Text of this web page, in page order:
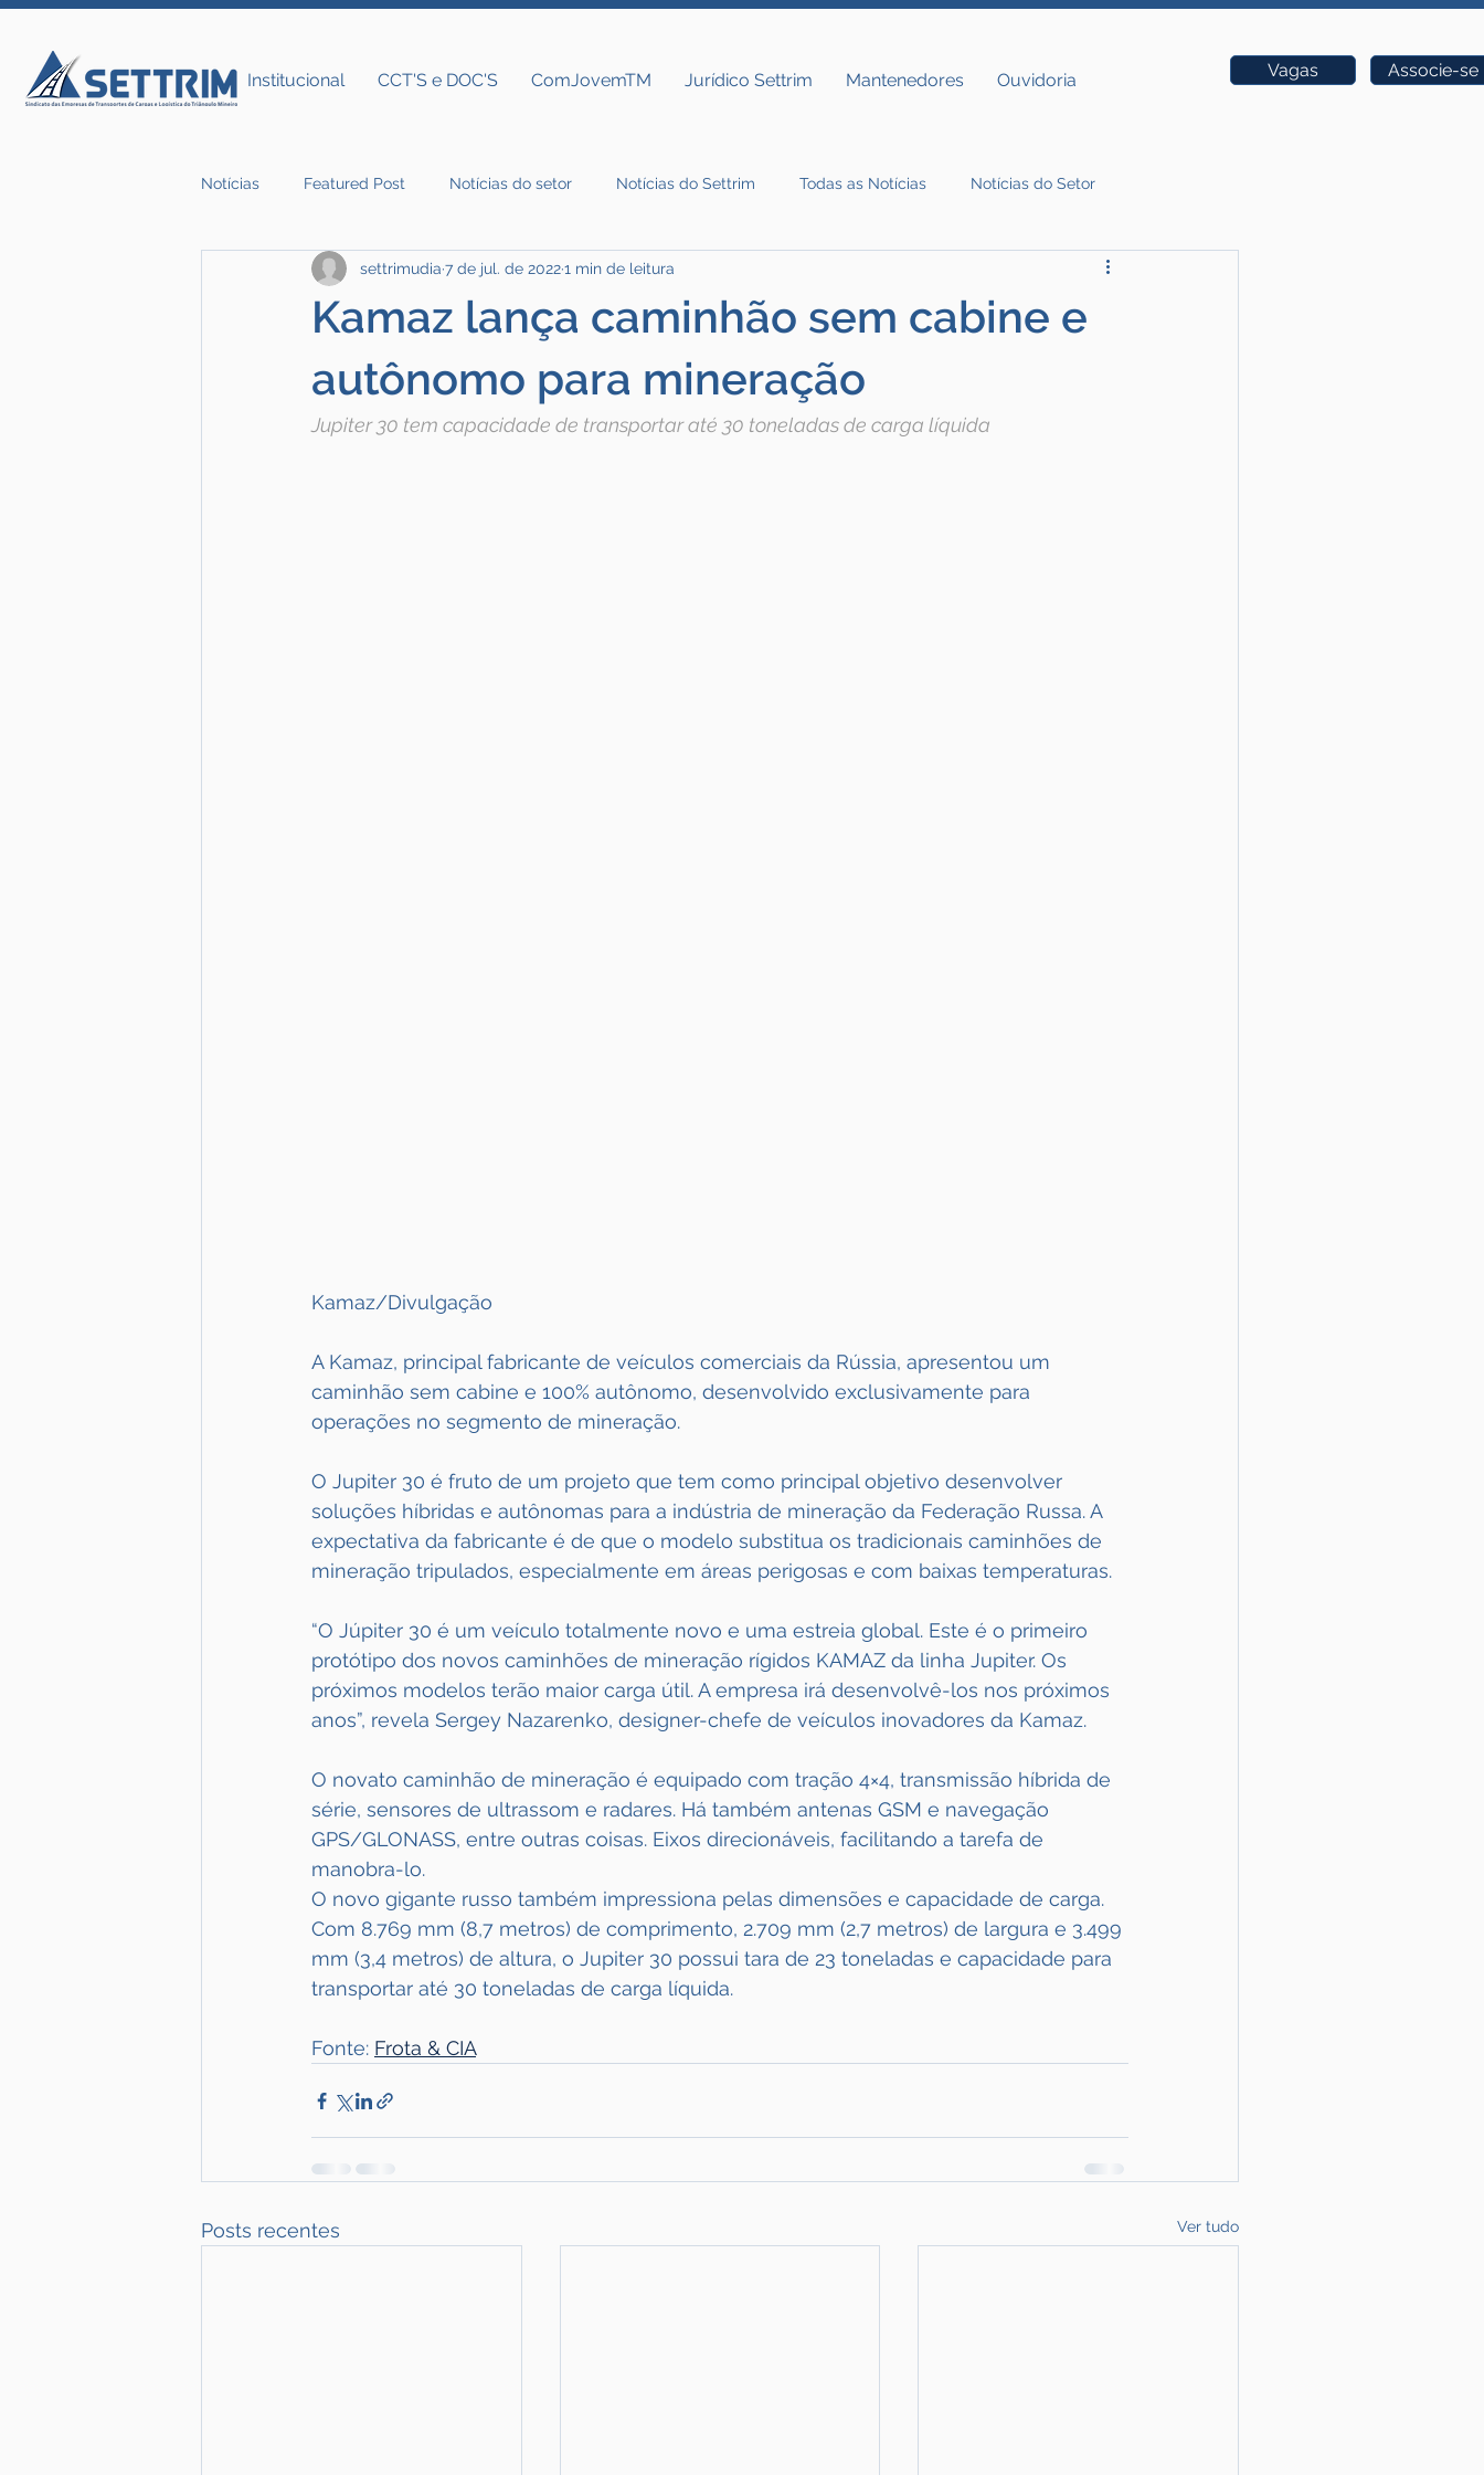
Institucional CCT'S e DOC'S ComJovemTM Jurídico Settrim Mantenedores Ouvidoria Vagas Associe-se
Notícias Featured Post Notícias do setor Notícias do Settrim Todas as Notícias Notícias do Setor
Notícias do Settrim
Kamaz lança caminhão sem cabine e
autônomo para mineração
settrimudia 7 de jul. de 20221 min de leitura
Jupiter 30 tem capacidade de transportar até 30 toneladas de carga líquida
Kamaz/Divulgação
A Kamaz, principal fabricante de veículos comerciais da Rússia, apresentou um
caminhão sem cabine e 100% autônomo, desenvolvido exclusivamente para
operações no segmento de mineração.
O Jupiter 30 é fruto de um projeto que tem como principal objetivo desenvolver
soluções híbridas e autônomas para a indústria de mineração da Federação Russa. A
expectativa da fabricante é de que o modelo substitua os tradicionais caminhões de
mineração tripulados, especialmente em áreas perigosas e com baixas temperaturas.
“O Júpiter 30 é um veículo totalmente novo e uma estreia global. Este é o primeiro
protótipo dos novos caminhões de mineração rígidos KAMAZ da linha Jupiter. Os
próximos modelos terão maior carga útil. A empresa irá desenvolvê-los nos próximos
anos”, revela Sergey Nazarenko, designer-chefe de veículos inovadores da Kamaz.
O novato caminhão de mineração é equipado com tração 4×4, transmissão híbrida de
série, sensores de ultrassom e radares. Há também antenas GSM e navegação
GPS/GLONASS, entre outras coisas. Eixos direcionáveis, facilitando a tarefa de
manobra-lo.
O novo gigante russo também impressiona pelas dimensões e capacidade de carga.
Com 8.769 mm (8,7 metros) de comprimento, 2.709 mm (2,7 metros) de largura e 3.499
mm (3,4 metros) de altura, o Jupiter 30 possui tara de 23 toneladas e capacidade para
transportar até 30 toneladas de carga líquida.
Fonte: Frota & CIA
Posts recentes Ver tudo